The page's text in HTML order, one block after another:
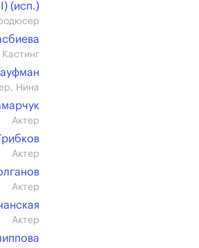
(иcп.)
Кастинг
Нина
Актер
Актер
Актер
Актер